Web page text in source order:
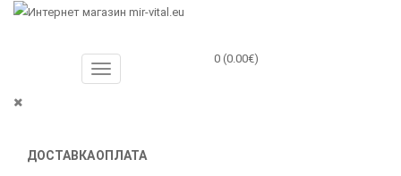
ДОСТАВКАОПЛАТА
0 (0.00€)